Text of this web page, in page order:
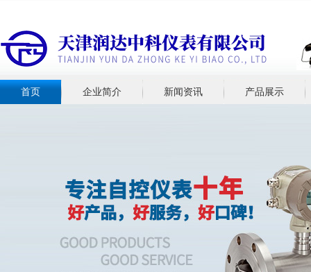
首页 企业简介 新闻资讯 产品展示